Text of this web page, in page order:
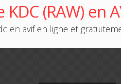
(RAW) en
en avif en ligne et